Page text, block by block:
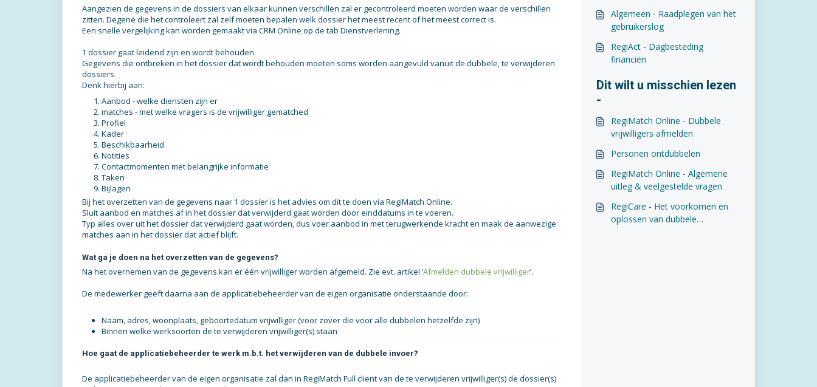
Aangezien de gegevens in de dossiers van elkaar kunnen verschillen zal er gecontroleerd moeten worden waar de verschillen
zitten. Degene die het controleert zal zelf moeten bepalen welk dossier het meest recent of het meest correct is.
Een snelle vergelijking kan worden gemaakt via CRM Online op de tab Dienstverlening.
1 dossier gaat leidend zijn en wordt behouden.
Gegevens die ontbreken in het dossier dat wordt behouden moeten soms worden aangevuld vanuit de dubbele, te verwijderen
dossiers.
Denk hierbij aan:
Aanbod - welke diensten zijn er
matches - met welke vragers is de vrijwilliger gematched
Profiel
Kader
Beschikbaarheid
Notities
Contactmomenten met belangrijke informatie
Taken
Bijlagen
Bij het overzetten van de gegevens naar 1 dossier is het advies om dit te doen via RegiMatch Online.
Sluit aanbod en matches af in het dossier dat verwijderd gaat worden door einddatums in te voeren.
Typ alles over uit het dossier dat verwijderd gaat worden, dus voer aanbod in met terugwerkende kracht en maak de aanwezige
matches aan in het dossier dat actief blijft.
Wat ga je doen na het overzetten van de gegevens?
Na het overnemen van de gegevens kan er één vrijwilliger worden afgemeld. Zie evt. artikel ‘Afmelden dubbele vrijwilliger’.
De medewerker geeft daarna aan de applicatiebeheerder van de eigen organisatie onderstaande door:
Naam, adres, woonplaats, geboortedatum vrijwilliger (voor zover die voor alle dubbelen hetzelfde zijn)
Binnen welke werksoorten de te verwijderen vrijwilliger(s) staan
Hoe gaat de applicatiebeheerder te werk m.b.t. het verwijderen van de dubbele invoer?
De applicatiebeheerder van de eigen organisatie zal dan in RegiMatch Full client van de te verwijderen vrijwilliger(s) de dossier(s)
Algemeen - Raadplegen van het
gebruikerslog
RegiAct - Dagbesteding
financiën
Dit wilt u misschien lezen
-
RegiMatch Online - Dubbele
vrijwilligers afmelden
Personen ontdubbelen
RegiMatch Online - Algemene
uitleg & veelgestelde vragen
RegiCare - Het voorkomen en
oplossen van dubbele